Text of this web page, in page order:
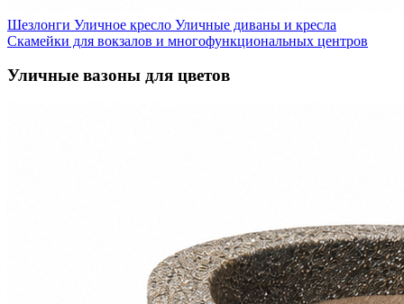
Шезлонги Уличное кресло Уличные диваны и кресла
Скамейки для вокзалов и многофункциональных центров
Уличные вазоны для цветов